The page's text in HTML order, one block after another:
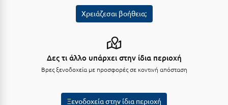
Κύμη Ευβοίας
Κυπαρισσία
Χρειάζεσαι βοήθεια;
Δες τι άλλο υπάρχει στην ίδια περιοχή
Βρες ξενοδοχεία με προσφορές σε κοντινή απόσταση
Ξενοδοχεία στην ίδια περιοχή